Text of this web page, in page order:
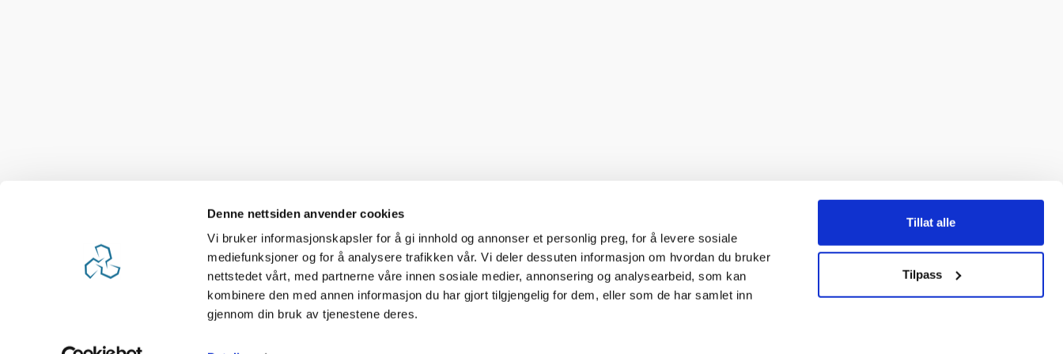
Denne nettsiden anvender cookies
Vi bruker informasjonskapsler for å gi innhold og annonser et personlig preg, for å levere sosiale
mediefunksjoner og for å analysere trafikken vår. Vi deler dessuten informasjon om hvordan du bruker
nettstedet vårt, med partnerne våre innen sosiale medier, annonsering og analysearbeid, som kan
kombinere den med annen informasjon du har gjort tilgjengelig for dem, eller som de har samlet inn
gjennom din bruk av tjenestene deres.
Tillat alle
Tilpass